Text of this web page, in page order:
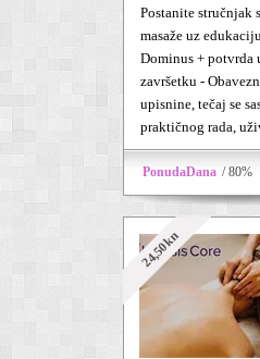
Postanite stručnjak
masaže uz
Dominus + potvrda
završetku -
upisnine, tečaj se
praktičnog rada,
PonudaDana / 80%
24,50kn